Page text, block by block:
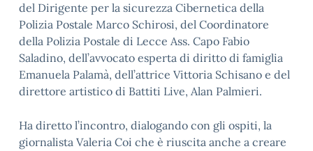
del Dirigente per la sicurezza Cibernetica della
Polizia Postale Marco Schirosi, del Coordinatore
della Polizia Postale di Lecce Ass. Capo Fabio
Saladino, dell’avvocato esperta di diritto di famiglia
Emanuela Palamà, dell’attrice Vittoria Schisano e del
direttore artistico di Battiti Live, Alan Palmieri.
Ha diretto l’incontro, dialogando con gli ospiti, la
giornalista Valeria Coi che è riuscita anche a creare